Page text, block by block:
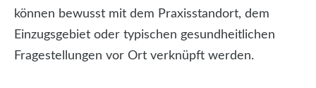
können bewusst mit dem Praxisstandort, dem
Einzugsgebiet oder typischen gesundheitlichen
Fragestellungen vor Ort verknüpft werden.